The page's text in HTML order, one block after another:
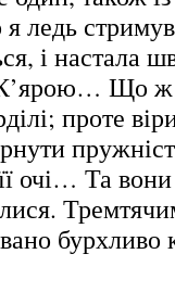
ледь
і настала
К’ярою… Що
проте
очі… Та
бурхливо